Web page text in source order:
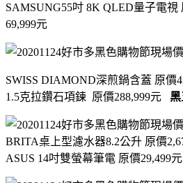
SAMSUNG55吋 8K QLED量子電視
69,999元
SWISS DIAMOND深煎鍋含蓋 原價
1.5克拉鑽石項鍊 原價288,999元 黑
BRITA桌上型濾水器8.2公升 原價
ASUS 14吋雙螢幕筆電 原價29,499元